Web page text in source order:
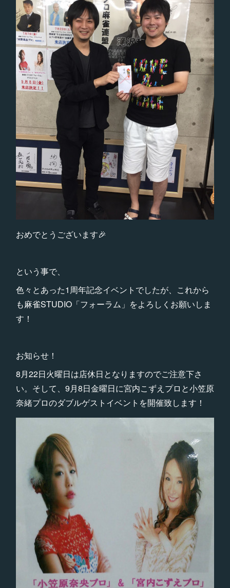
おめでとうございます🎉
という事で、
色々とあった1周年記念イベントでしたが、これから
も麻雀STUDIO「フォーラム」をよろしくお願いしま
す！
お知らせ！
8月22日火曜日は店休日となりますのでご注意下さ
い。そして、9月8日金曜日に宮内こずえプロと小笠原
奈緒プロのダブルゲストイベントを開催致します！